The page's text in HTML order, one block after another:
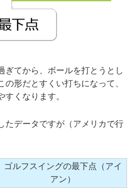
ぎてから、ボールを打とうとし
の形だとすくい打ちになって、
すくなります。
たデータですが（アメリカで行
ゴルフスイングの最下点（アイ
アン）